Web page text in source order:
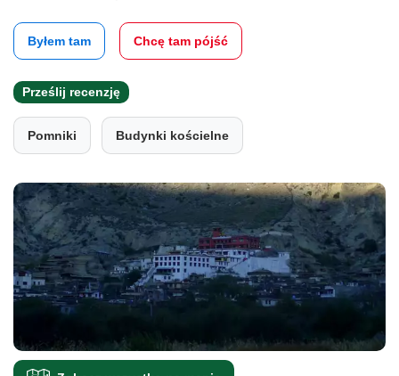
Byłem tam Chcę tam pójść
Prześlij recenzję
Pomniki Budynki kościelne